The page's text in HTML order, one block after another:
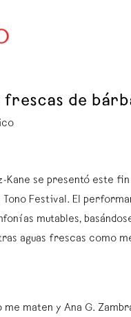
de
Kane se presentó este
Festival. ⁠El
mutables,
aguas frescas como
maten y Ana G.